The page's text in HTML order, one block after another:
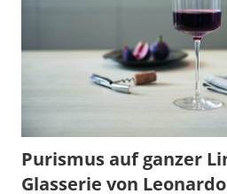
Purismus auf ganzer
Glasserie von